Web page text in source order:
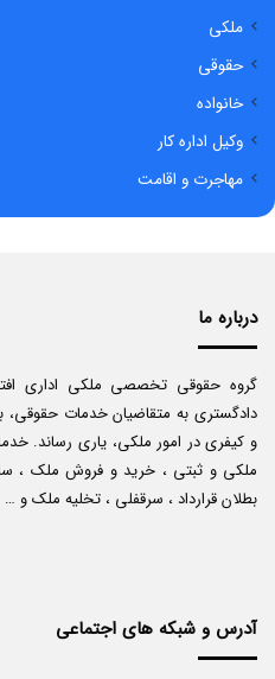
ملکی
حقوقی
خانواده
وکیل اداره کار
مهاجرت و اقامت
درباره ما
گروه حقوقی تخصصی ملکی اداری
دادگستری به متقاضیان خدمات حقوقی،
و کیفری در امور ملکی، یاری رساند.
ملکی و ثبتی ، خرید و فروش ملک ،
بطلان قرارداد ، سرقفلی ، تخلیه ملک و
آدرس و شبکه های اجتماعی